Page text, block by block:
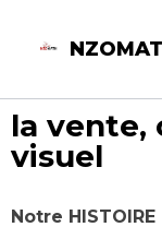
la vente,
visuel
Notre HISTOIRE